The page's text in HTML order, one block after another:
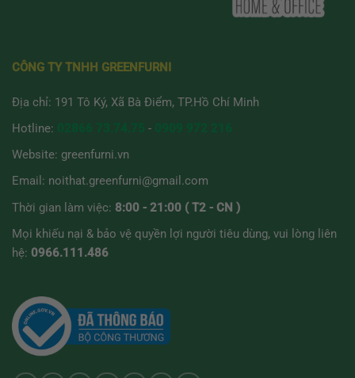
CÔNG TY TNHH GREENFURNI
Địa chỉ: 191 Tô Ký, Xã Bà Điểm, TP.Hồ Chí Minh
Hotline:
-
Website: greenfurni.vn
Email: noithat.greenfurni@gmail.com
Thời gian làm việc: 8:00 - 21:00 ( T2 - CN )
Mọi khiếu nại & bảo vệ quyền lợi người tiêu dùng, vui lòng liên
hệ: 0966.111.486